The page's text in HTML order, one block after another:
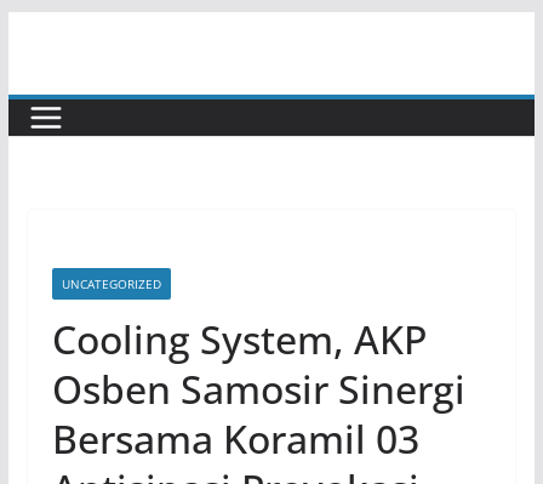
content
UNCATEGORIZED
Cooling System, AKP
Osben Samosir Sinergi
Bersama Koramil 03